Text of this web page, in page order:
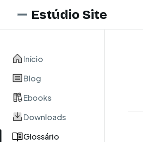
Estúdio Site
Início
Blog
Ebooks
Downloads
Glossário